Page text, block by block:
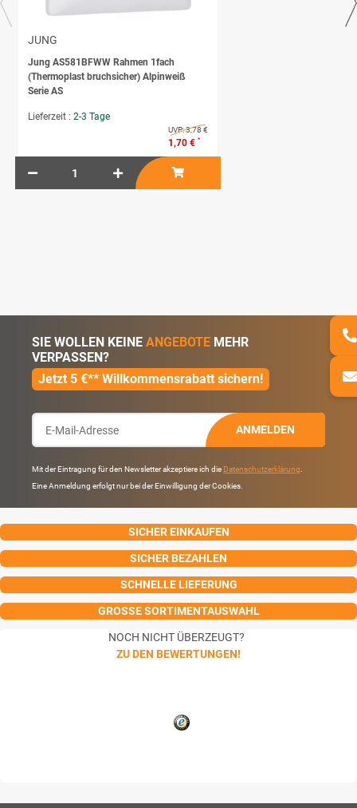
JUNG
Jung AS581BFWW Rahmen 1fach
(Thermoplast bruchsicher) Alpinweiß
Serie AS
Lieferzeit : 2-3 Tage
UVP:3,78 €
1,70 € *
SIE WOLLEN KEINE ANGEBOTE MEHR
VERPASSEN?
Jetzt 5 €** Willkommensrabatt sichern!
ANMELDEN
Mit der Eintragung für den Newsletter akzeptiere ich die Datenschutzerklärung
Eine Anmeldung erfolgt nur bei der Einwilligung der Cookies.
SICHER EINKAUFEN
SICHER BEZAHLEN
SCHNELLE LIEFERUNG
GROSSE SORTIMENTAUSWAHL
NOCH NICHT ÜBERZEUGT?
ZU DEN BEWERTUNGEN!